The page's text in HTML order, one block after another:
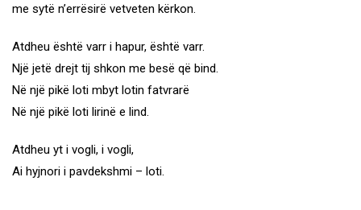
me sytë n’errësirë vetveten kërkon.
Atdheu është varr i hapur, është varr.
Një jetë drejt tij shkon me besë që bind.
Në një pikë loti mbyt lotin fatvrarë
Në një pikë loti lirinë e lind.
Atdheu yt i vogli, i vogli,
Ai hyjnori i pavdekshmi – loti.